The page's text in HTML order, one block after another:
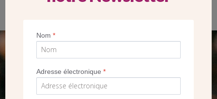
SEUL VOTRE DON
NOUS PERMET D’AGIR
Nom*
Adresse électronique*